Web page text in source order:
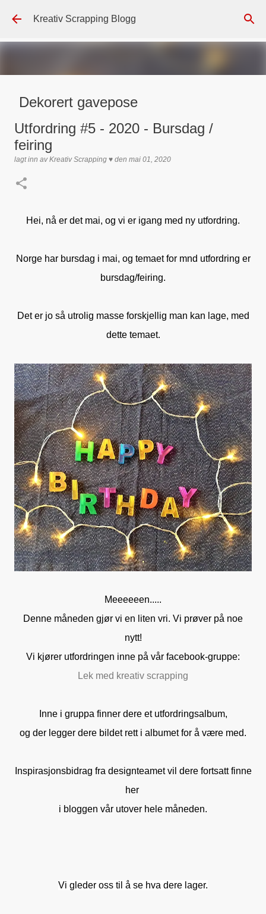
Gå til hovedinnhold
Kreativ Scrapping Blogg
Dekorert gavepose
GAVEPOSE / POSEKORT SIMPLE AND BASIC
TEKST KLISTREMERKER / STICKERS
Utfordring #5 - 2020 - Bursdag /
feiring
lagt inn avKreativ Scrapping ♥ den mai 01, 2020
Hei, nå er det mai, og vi er igang med ny utfordring.
Norge har bursdag i mai, og temaet for mnd utfordring er
bursdag/feiring.
Det er jo så utrolig masse forskjellig man kan lage, med
dette temaet.
Meeeeeen.....
Denne måneden gjør vi en liten vri. Vi prøver på noe
nytt!
Vi kjører utfordringen inne på vår facebook-gruppe:
Lek med kreativ scrapping
Inne i gruppa finner dere et utfordringsalbum,
og der legger dere bildet rett i albumet for å være med.
Inspirasjonsbidrag fra designteamet vil dere fortsatt finne
her
i bloggen vår utover hele måneden.
Vi gleder oss til å se hva dere lager.